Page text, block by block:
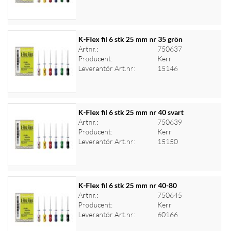
Logga in för priser
K-Flex fil 6 stk 25 mm nr 35 grön
Artnr.:
750637
Producent:
Kerr
Leverantör Art.nr:
15146
Logga in för priser
K-Flex fil 6 stk 25 mm nr 40 svart
Artnr.:
750639
Producent:
Kerr
Leverantör Art.nr:
15150
Logga in för priser
K-Flex fil 6 stk 25 mm nr 40-80
Artnr.:
750645
Producent:
Kerr
Leverantör Art.nr:
60166